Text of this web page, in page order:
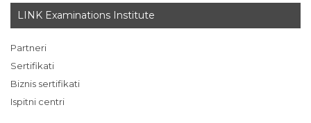
LINK Examinations Institute
Partneri
Sertifikati
Biznis sertifikati
Ispitni centri